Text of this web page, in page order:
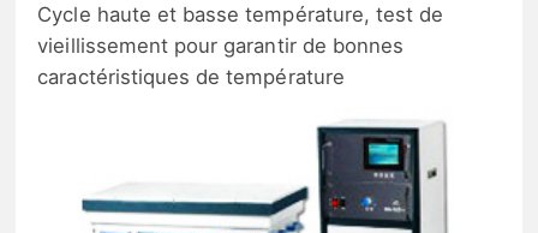
Cycle haute et basse température, test de
vieillissement pour garantir de bonnes
caractéristiques de température